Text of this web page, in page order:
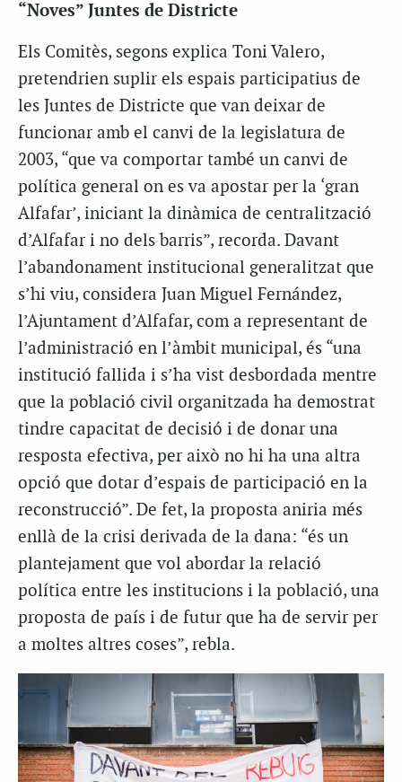
“Noves” Juntes de Districte
Els Comitès, segons explica Toni Valero,
pretendrien suplir els espais participatius de
les Juntes de Districte que van deixar de
funcionar amb el canvi de la legislatura de
2003, “que va comportar també un canvi de
política general on es va apostar per la ‘gran
Alfafar’, iniciant la dinàmica de centralització
d’Alfafar i no dels barris”, recorda. Davant
l’abandonament institucional generalitzat que
s’hi viu, considera Juan Miguel Fernández,
l’Ajuntament d’Alfafar, com a representant de
l’administració en l’àmbit municipal, és “una
institució fallida i s’ha vist desbordada mentre
que la població civil organitzada ha demostrat
tindre capacitat de decisió i de donar una
resposta efectiva, per això no hi ha una altra
opció que dotar d’espais de participació en la
reconstrucció”. De fet, la proposta aniria més
enllà de la crisi derivada de la dana: “és un
plantejament que vol abordar la relació
política entre les institucions i la població, una
proposta de país i de futur que ha de servir per
a moltes altres coses”, rebla.